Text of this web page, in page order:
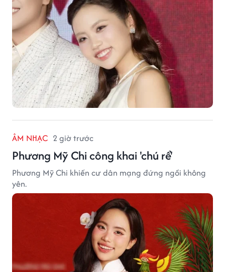
ÂM NHẠC 2 giờ trước
Phương Mỹ Chi công khai 'chú rể'
Phương Mỹ Chi khiến cư dân mạng đứng ngồi không
yên.